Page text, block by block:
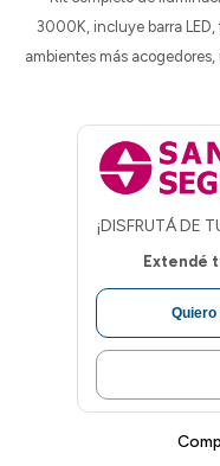
3000K, incluye barra
ambientes más
¡DISFRUTÁ DE
Extendé